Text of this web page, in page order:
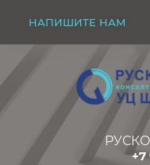
+7
НАПИШИТЕ НАМ